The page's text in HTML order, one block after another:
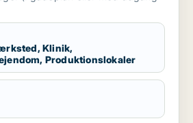
Klinik,
Produktionslokaler